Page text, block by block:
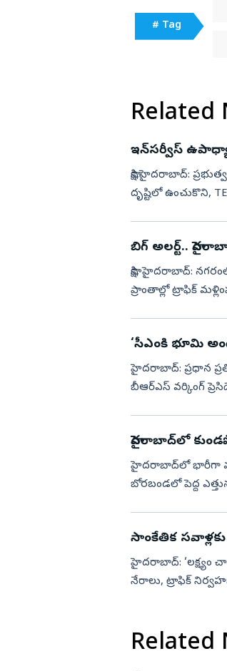
# Tag
Related
ఇన్‌సర్వీస్‌
సాక్షి,హైదరాబాద్:
దృష్టిలో ఉంచుకొని,
బిగ్ అలర్ట్..
సాక్షి, హైదరాబాద్:
ప్రాంతాల్లో ట్రాఫిక్
‘సీఎంకి భూమి
హైదరాబాద్‌: ప్రధాన ప్రతిపక్షం ముల్లు గర్రతో పొడిస్తే తప్ప ప్రభుత్వం బాద్యతలు నిర్వహించడం లేదని
బీఆర్‌ఎస్‌ వర్కింగ్‌
హైదరాబాద్‌లో
హైదరాబాద్‌లో భారీగా
బోరబండలో పెద్ద
సాంకేతిక
హైదరాబాద్: ‘లక్ష్యం
నేరాలు, ట్రాఫిక్
Related